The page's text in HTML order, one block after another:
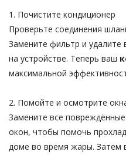
1. Почистите кондиционер
Проверьте соединения
Замените фильтр и удалите
на устройстве. Теперь ваш
максимальной
2. Помойте и осмотрите
Замените все
окон, чтобы помочь
доме во время жары. Затем